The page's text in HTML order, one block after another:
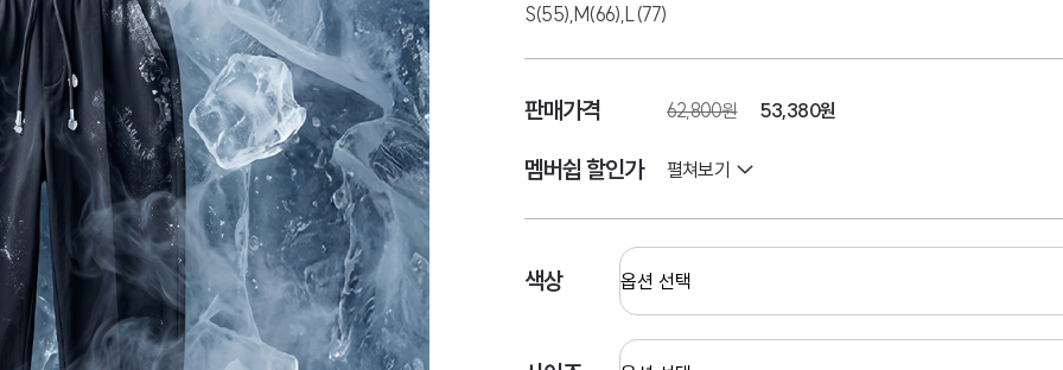
S(55),M(66),L(77)
판매가격 62,800원 53,380원
멤버쉽 할인가 펼쳐보기
색상